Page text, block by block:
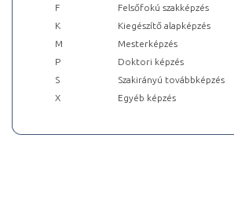
F
Felsőfokú szakképzés
K
Kiegészítő alapképzés
M
Mesterképzés
P
Doktori képzés
S
Szakirányú továbbképzés
X
Egyéb képzés